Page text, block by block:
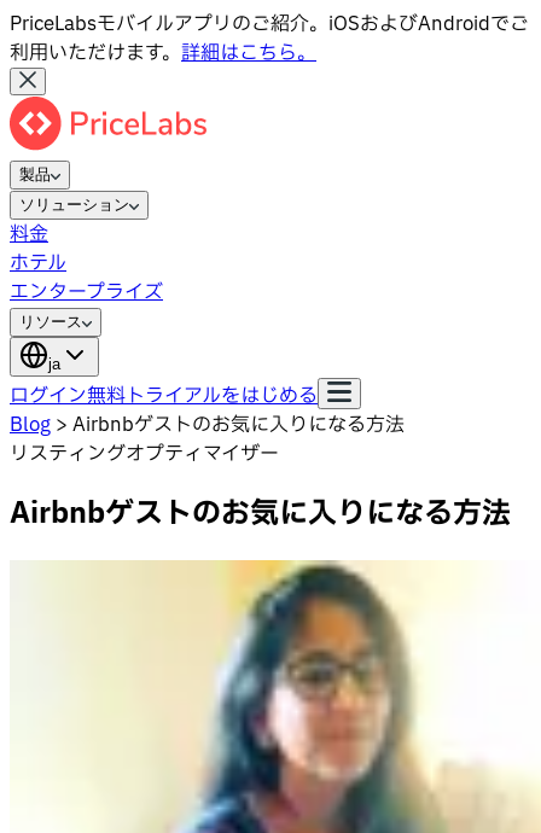
PriceLabsモバイルアプリのご紹介。iOSおよびAndroidでご
利用いただけます。 詳細はこちら。
製品
ソリューション
料金
ホテル
エンタープライズ
リソース
ja
ログイン無料トライアルをはじめる
Blog > Airbnbゲストのお気に入りになる方法
リスティングオプティマイザー
Airbnbゲストのお気に入りになる方法